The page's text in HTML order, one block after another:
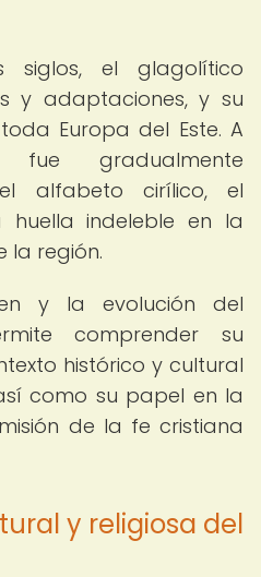
el glagolítico
y adaptaciones, y su
Europa del Este. A
gradualmente
alfabeto cirílico, el
indeleble en la
la región.
y la evolución del
comprender su
histórico y cultural
como su papel en la
de la fe cristiana
y religiosa del